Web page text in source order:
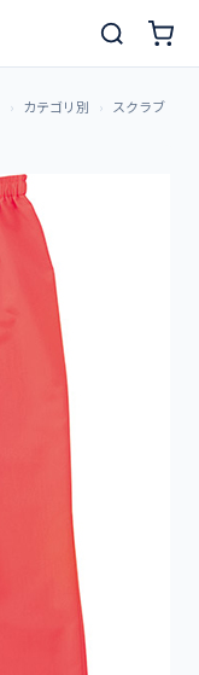
カテゴリ別 スクラブ